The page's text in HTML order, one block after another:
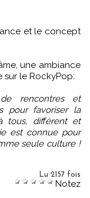
une ambiance
sur le RockyPop:
rencontres et
pour favoriser la
tous, différent et
est connue pour
seule culture !
Lu 2157 fois
Notez